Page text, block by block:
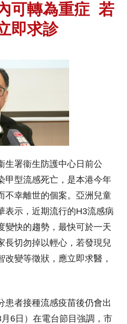
可轉為重症 若
即求診
生署衞生防護中心日前公
甲型流感死亡，是本港今年
不幸離世的個案。亞洲兒童
表示，近期流行的H3流感病
變快的趨勢，最快可於一天
長切勿掉以輕心，若發現兒
改變等徵狀，應立即求醫，
患者接種流感疫苗後仍會出
6日）在電台節目強調，市